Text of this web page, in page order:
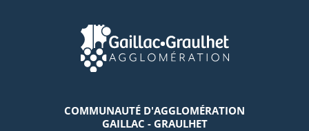
COMMUNAUTÉ D'AGGLOMÉRATION
GAILLAC - GRAULHET